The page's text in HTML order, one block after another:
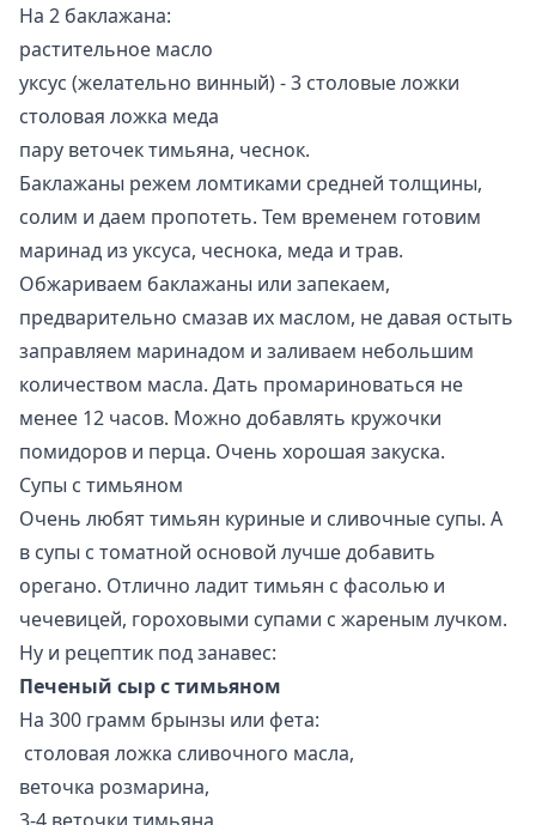
На 2 баклажана:
растительное масло
уксус (желательно винный) - 3 столовые ложки
столовая ложка меда
пару веточек тимьяна, чеснок.
Баклажаны режем ломтиками средней толщины,
солим и даем пропотеть. Тем временем готовим
маринад из уксуса, чеснока, меда и трав.
Обжариваем баклажаны или запекаем,
предварительно смазав их маслом, не давая остыть
заправляем маринадом и заливаем небольшим
количеством масла. Дать промариноваться не
менее 12 часов. Можно добавлять кружочки
помидоров и перца. Очень хорошая закуска.
Супы с тимьяном
Очень любят тимьян куриные и сливочные супы. А
в супы с томатной основой лучше добавить
орегано. Отлично ладит тимьян с фасолью и
чечевицей, гороховыми супами с жареным лучком.
Ну и рецептик под занавес:
Печеный сыр с тимьяном
На 300 грамм брынзы или фета:
столовая ложка сливочного масла,
веточка розмарина,